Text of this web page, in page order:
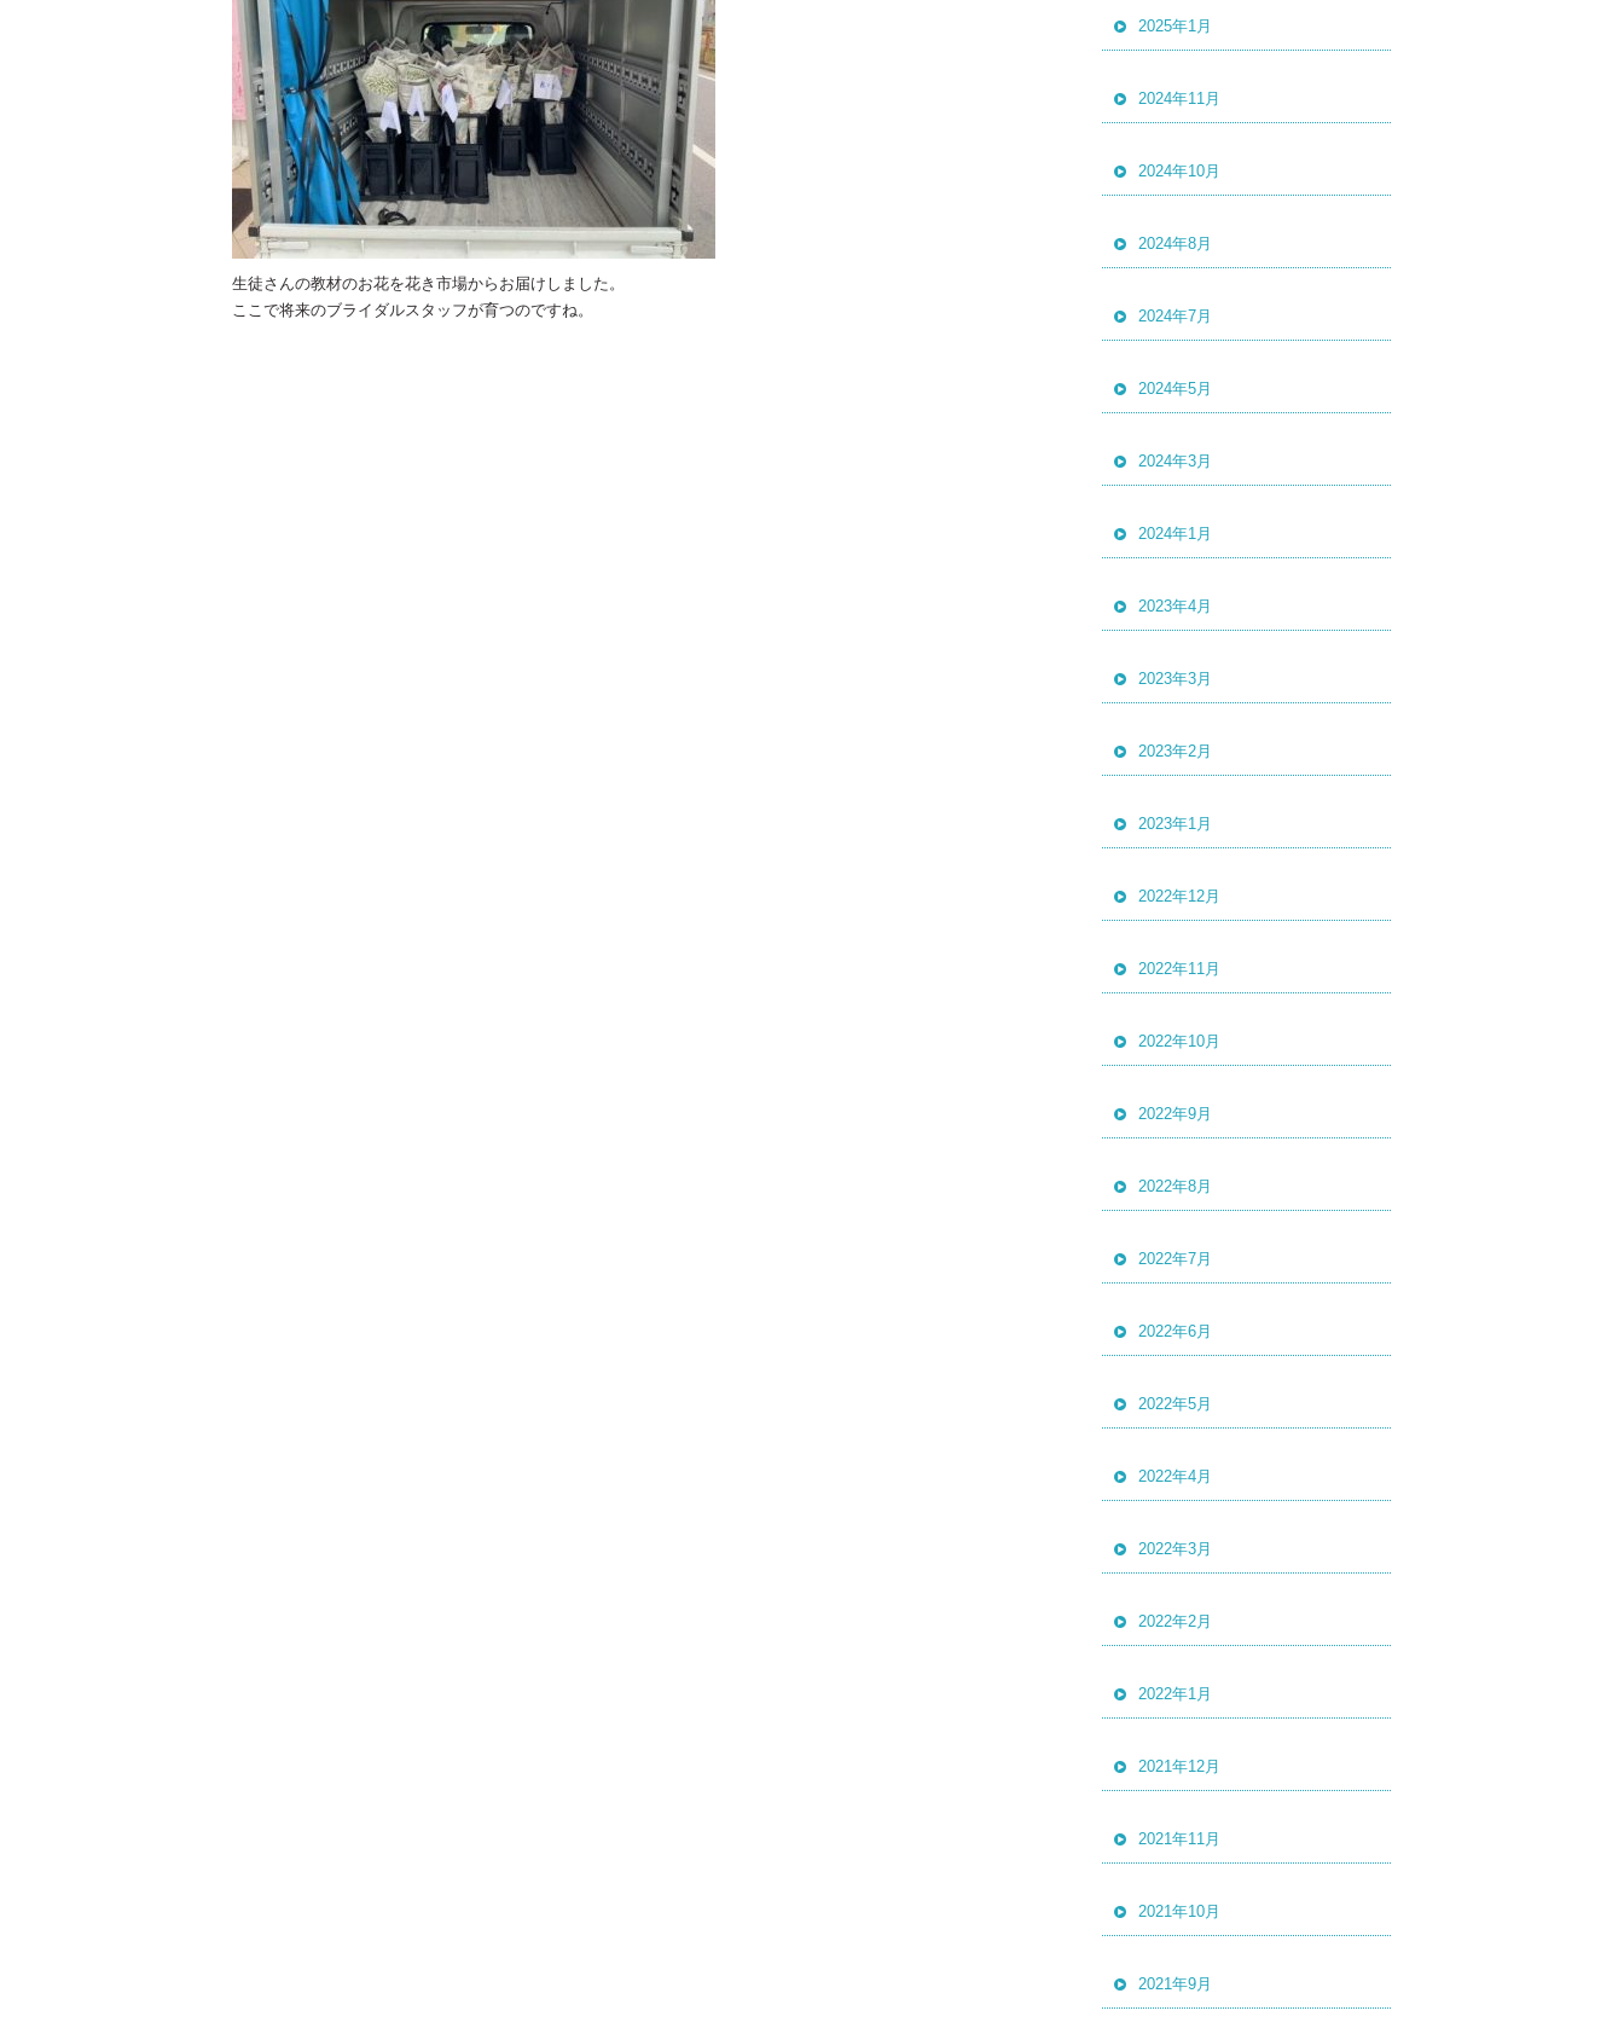
生徒さんの教材のお花を花き市場からお届けしました。
ここで将来のブライダルスタッフが育つのですね。
2025年1月
2024年11月
2024年10月
2024年8月
2024年7月
2024年5月
2024年3月
2024年1月
2023年4月
2023年3月
2023年2月
2023年1月
2022年12月
2022年11月
2022年10月
2022年9月
2022年8月
2022年7月
2022年6月
2022年5月
2022年4月
2022年3月
2022年2月
2022年1月
2021年12月
2021年11月
2021年10月
2021年9月